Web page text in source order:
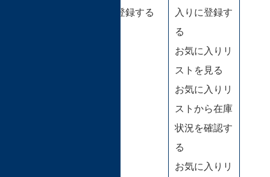
に登録する
入りに登録す
る
お気に入りリ
ストを見る
お気に入りリ
ストから在庫
状況を確認す
る
お気に入りリ